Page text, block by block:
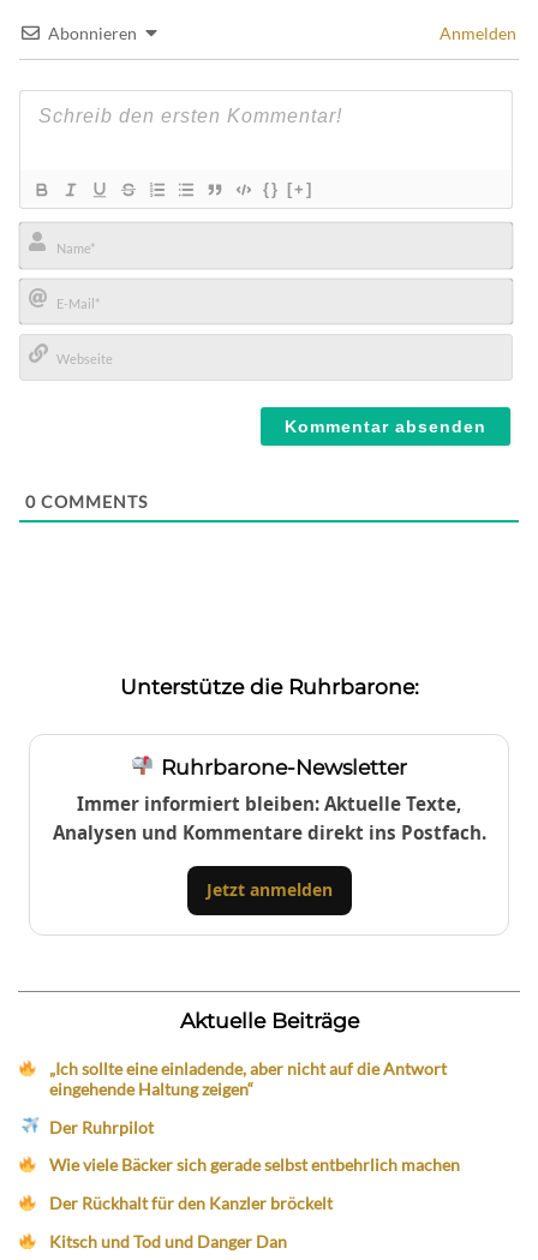
Abonnieren Anmelden
{} [+]
Name*
E-
Mail*
0 COMMENTS
Unterstütze die Ruhrbarone:
Ruhrbarone-Newsletter
Immer informiert bleiben: Aktuelle Texte,
Analysen und Kommentare direkt ins Postfach.
Jetzt anmelden
Aktuelle Beiträge
„Ich sollte eine einladende, aber nicht auf die Antwort
eingehende Haltung zeigen“
Der Ruhrpilot
Wie viele Bäcker sich gerade selbst entbehrlich machen
Der Rückhalt für den Kanzler bröckelt
Kitsch und Tod und Danger Dan